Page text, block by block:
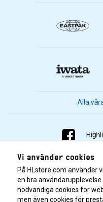
Alla
Vi använder cookies
På HLstore.com använder
en bra
nödvändiga cookies för
men även cookies för